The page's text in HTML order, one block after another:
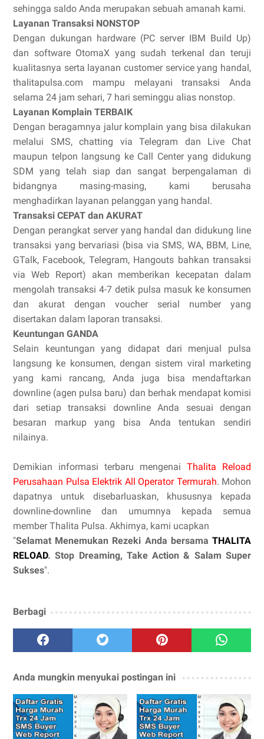
sehingga saldo Anda merupakan sebuah amanah kami.
Layanan Transaksi NONSTOP
Dengan dukungan hardware (PC server IBM Build Up)
dan software OtomaX yang sudah terkenal dan teruji
kualitasnya serta layanan customer service yang handal,
thalitapulsa.com mampu melayani transaksi Anda
selama 24 jam sehari, 7 hari seminggu alias nonstop.
Layanan Komplain TERBAIK
Dengan beragamnya jalur komplain yang bisa dilakukan
melalui SMS, chatting via Telegram dan Live Chat
maupun telpon langsung ke Call Center yang didukung
SDM yang telah siap dan sangat berpengalaman di
bidangnya masing-masing, kami berusaha
menghadirkan layanan pelanggan yang handal.
Transaksi CEPAT dan AKURAT
Dengan perangkat server yang handal dan didukung line
transaksi yang bervariasi (bisa via SMS, WA, BBM, Line,
GTalk, Facebook, Telegram, Hangouts bahkan transaksi
via Web Report) akan memberikan kecepatan dalam
mengolah transaksi 4-7 detik pulsa masuk ke konsumen
dan akurat dengan voucher serial number yang
disertakan dalam laporan transaksi.
Keuntungan GANDA
Selain keuntungan yang didapat dari menjual pulsa
langsung ke konsumen, dengan sistem viral marketing
yang kami rancang, Anda juga bisa mendaftarkan
downline (agen pulsa baru) dan berhak mendapat komisi
dari setiap transaksi downline Anda sesuai dengan
besaran markup yang bisa Anda tentukan sendiri
nilainya.
Demikian informasi terbaru mengenai Thalita Reload
Perusahaan Pulsa Elektrik All Operator Termurah. Mohon
dapatnya untuk disebarluaskan, khususnya kepada
downline-downline dan umumnya kepada semua
member Thalita Pulsa. Akhirnya, kami ucapkan
"Selamat Menemukan Rezeki Anda bersama THALITA
RELOAD. Stop Dreaming, Take Action & Salam Super
Sukses".
Berbagi
Anda mungkin menyukai postingan ini